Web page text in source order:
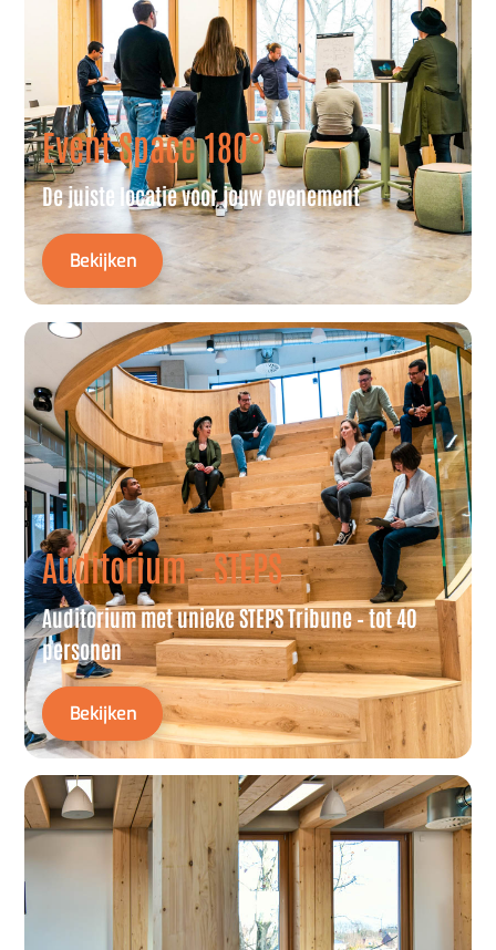
Event Space 180°
De juiste locatie voor jouw evenement
Bekijken
Auditorium - STEPS
Auditorium met unieke STEPS Tribune – tot 40
personen
Bekijken